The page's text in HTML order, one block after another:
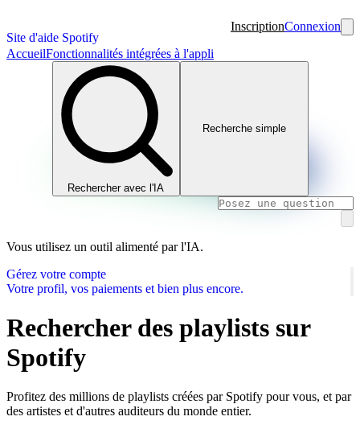
Site d'aide Spotify
InscriptionConnexion
AccueilFonctionnalités intégrées à l'appli
Rechercher avec l'IA
Recherche simple
Vous utilisez un outil alimenté par l'IA.
Gérez votre compte
Votre profil, vos paiements et bien plus encore.
Rechercher des playlists sur
Spotify
Profitez des millions de playlists créées par Spotify pour vous, et par
des artistes et d'autres auditeurs du monde entier.